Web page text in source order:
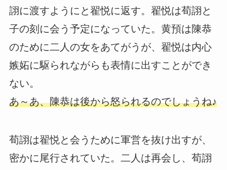
詡に渡すようにと翟悦に返す。翟悦は荀詡と
子の刻に会う予定になっていた。黄預は陳恭
のために二人の女をあてがうが、翟悦は内心
嫉妬に駆られながらも表情に出すことができ
ない。
あ～あ、陳恭は後から怒られるのでしょうね♪
荀詡は翟悦と会うために軍営を抜け出すが、
密かに尾行されていた。二人は再会し、荀詡